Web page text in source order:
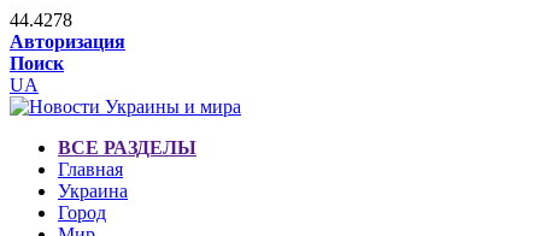
44.4278
Авторизация
Поиск
UA
ВСЕ РАЗДЕЛЫ
Главная
Украина
Город